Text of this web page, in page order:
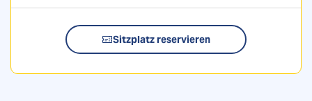
Sitzplatz reservieren